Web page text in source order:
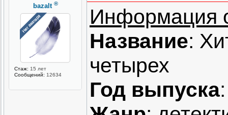
bazalt ®
Стаж: 15 лет
Сообщений: 12634
Информация
Название:
четырех
Год выпуска